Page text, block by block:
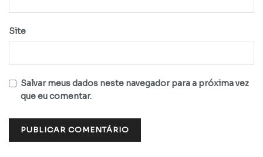
Site
Salvar meus dados neste navegador para a próxima vez
que eu comentar.